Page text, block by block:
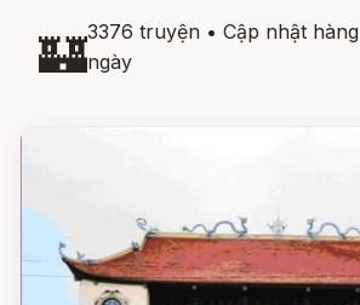
🏰3376 truyện • Cập nhật hàng
ngày